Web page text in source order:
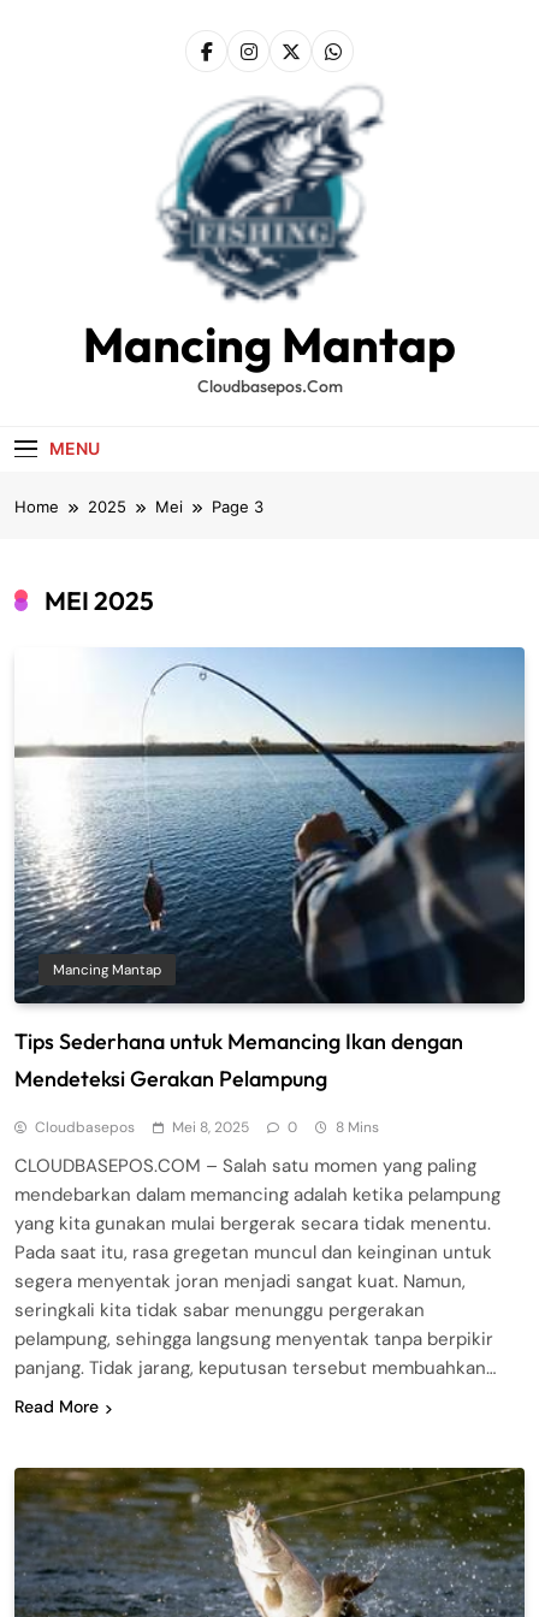
Mancing Mantap
Cloudbasepos.com
MENU
Home 2025 Mei Page 3
MEI 2025
Mancing Mantap
Tips Sederhana untuk Memancing Ikan dengan
Mendeteksi Gerakan Pelampung
Cloudbasepos Mei 8, 2025 0 8 Mins
CLOUDBASEPOS.COM – Salah satu momen yang paling
mendebarkan dalam memancing adalah ketika pelampung
yang kita gunakan mulai bergerak secara tidak menentu.
Pada saat itu, rasa gregetan muncul dan keinginan untuk
segera menyentak joran menjadi sangat kuat. Namun,
seringkali kita tidak sabar menunggu pergerakan
pelampung, sehingga langsung menyentak tanpa berpikir
panjang. Tidak jarang, keputusan tersebut membuahkan…
Read More